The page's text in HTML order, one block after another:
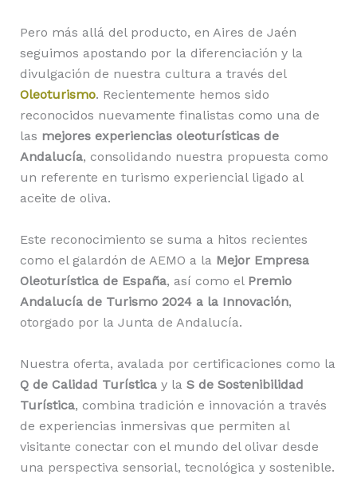
Pero más allá del producto, en Aires de Jaén
seguimos apostando por la diferenciación y la
divulgación de nuestra cultura a través del
Oleoturismo. Recientemente hemos sido
reconocidos nuevamente finalistas como una de
las mejores experiencias oleoturísticas de
Andalucía, consolidando nuestra propuesta como
un referente en turismo experiencial ligado al
aceite de oliva.
Este reconocimiento se suma a hitos recientes
como el galardón de AEMO a la Mejor Empresa
Oleoturística de España, así como el Premio
Andalucía de Turismo 2024 a la Innovación,
otorgado por la Junta de Andalucía.
Nuestra oferta, avalada por certificaciones como la
Q de Calidad Turísticay la S de Sostenibilidad
Turística, combina tradición e innovación a través
de experiencias inmersivas que permiten al
visitante conectar con el mundo del olivar desde
una perspectiva sensorial, tecnológica y sostenible.